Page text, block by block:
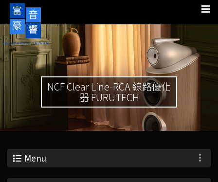
NCF Clear Line-RCA 線路優化
器 FURUTECH
Menu